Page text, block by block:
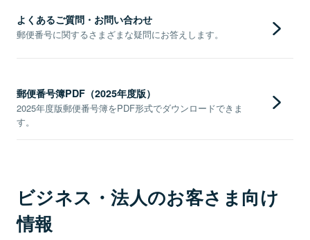
よくあるご質問・お問い合わせ
郵便番号に関するさまざまな疑問にお答えします。
郵便番号簿PDF（2025年度版）
2025年度版郵便番号簿をPDF形式でダウンロードできま
す。
ビジネス・法人のお客さま向け
情報